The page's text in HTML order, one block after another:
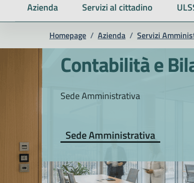
Azienda Servizi al cittadino
Homepage / Azienda / Servizi
Contabilità e
Sede Amministrativa
Sede Amministrativa